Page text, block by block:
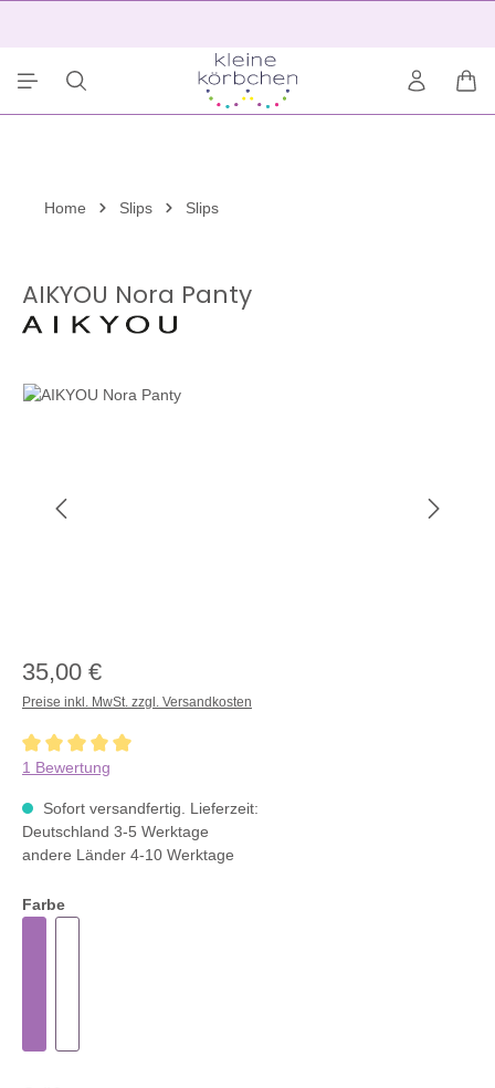
Home Slips Slips
AIKYOU Nora Panty
Bildergalerie überspringen
35,00 €
Preise inkl. MwSt. zzgl. Versandkosten
Durchschnittliche Bewertung von 5 von 5 Sternen
1 Bewertung
Sofort versandfertig. Lieferzeit:
Deutschland 3-5 Werktage
andere Länder 4-10 Werktage
Farbe